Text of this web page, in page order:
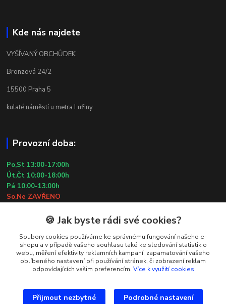
Kde nás najdete
VYŠÍVANÝ OBCHŮDEK
Bronzová 24/2
15500 Praha 5
kulaté náměstí u metra Lužiny
Provozní doba:
Po,St 13:00-17:00h
Út,Čt 10:00-18:00h
Pá 10:00-13:00h
So,Ne ZAVŘENO
Kontakty
Simona Kozová
+420 602 181 001
info@vysivanyobchudek.cz
🍪 Jak byste rádi své cookies?
Soubory cookies používáme ke správnému fungování našeho e-
shopu a v případě vašeho souhlasu také ke sledování statistik o
webu, měření efektivity reklamních kampaní, zapamatování vašeho
oblíbeného nastavení při používání stránek, či zobrazení reklam
odpovídajících vašim preferencím. Více k využití cookies
Přijmout nezbytné Podrobné nastavení